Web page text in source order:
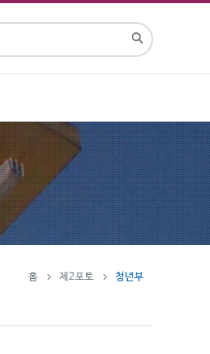
홈 제2포토 청년부